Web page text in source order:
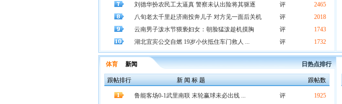
刘德华扮农民工太逼真 警察未认出险将其驱逐
评
2465
八旬老太千里赴济南投奔儿子 对方见一面后关机
评
2018
云南男子泼水节猥亵妇女：朝脸猛泼趁机摸胸
评
1743
湖北宜宾公交自燃 19岁小伙抵住车门救人 ...
评 1732
体育 新闻 日热点排行
跟帖排行 新 闻 标 题 跟帖数
鲁能客场0-1武里南联 末轮赢球未必出线 ... 评
1925